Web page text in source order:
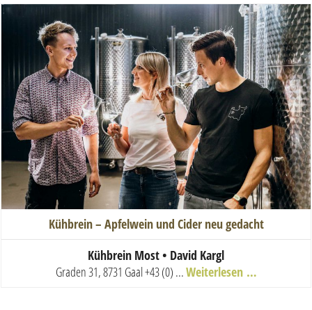
Kühbrein – Apfelwein und Cider neu gedacht
Kühbrein Most • David Kargl
Graden 31, 8731 Gaal+43 (0) ...Weiterlesen …